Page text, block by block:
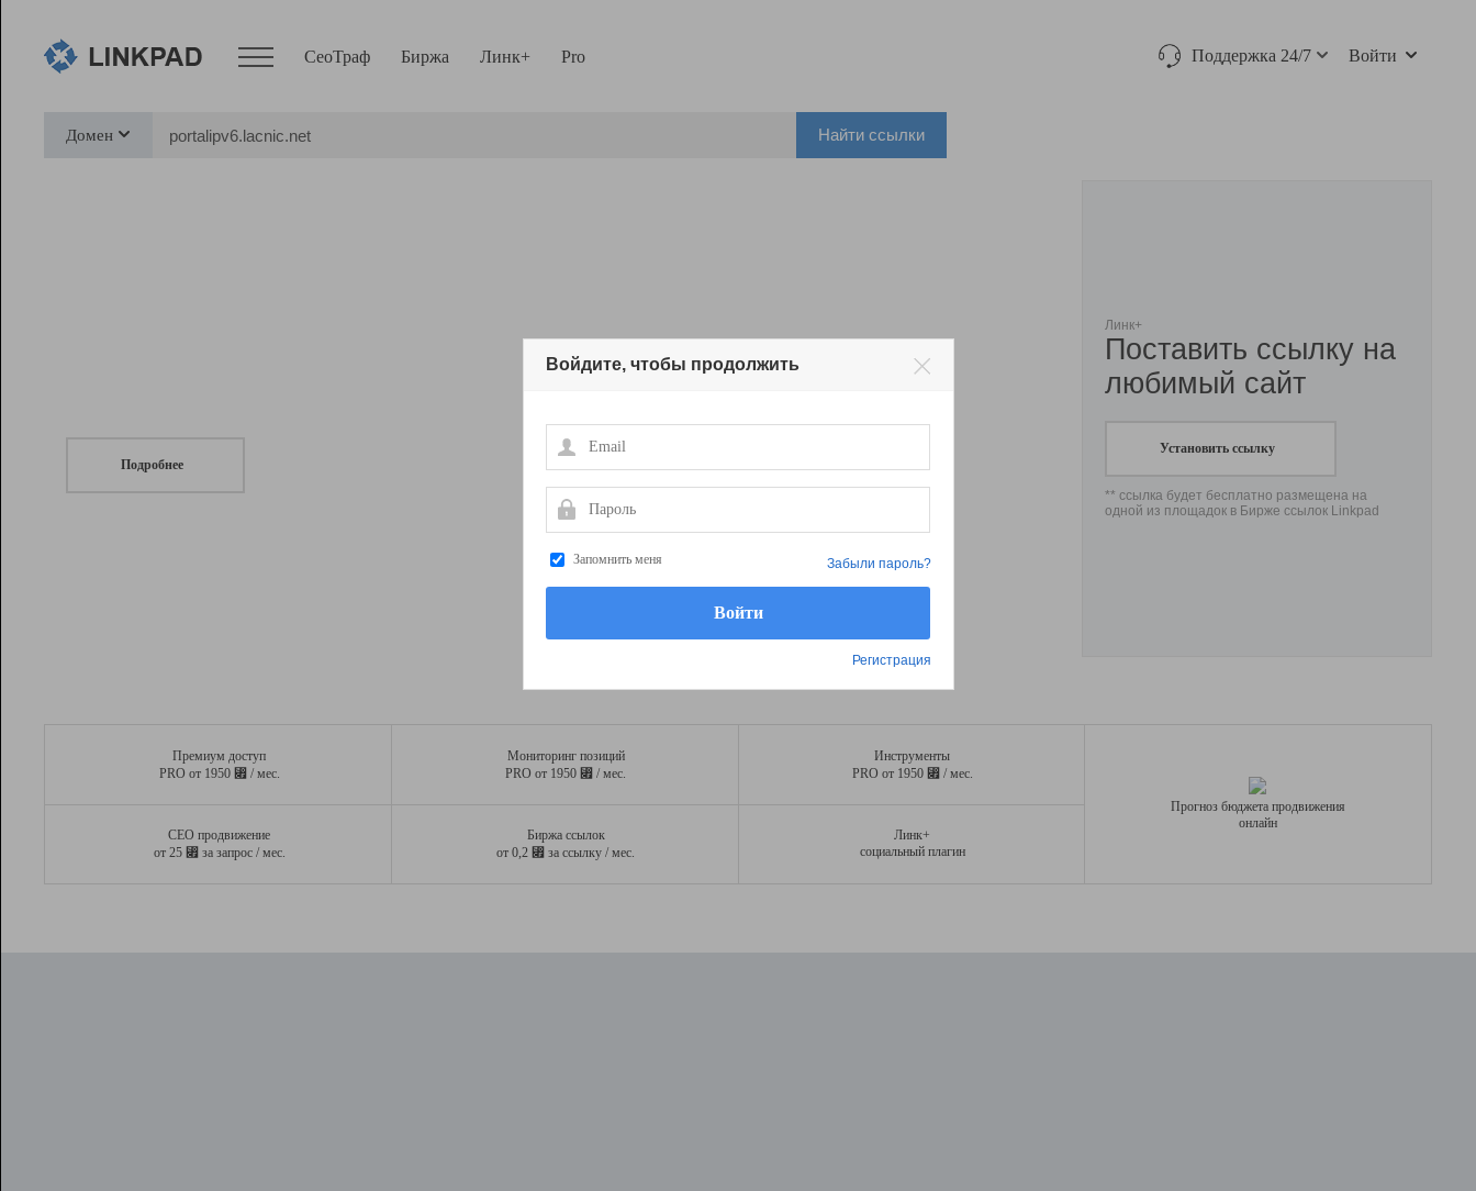
СеоТраф Биржа Линк+ Pro Поддержка 24/7 Войти
Домен Найти ссылки
Подробнее
Линк+
Поставить ссылку на
любимый сайт
Установить ссылку
** ссылка будет бесплатно размещена на
одной из площадок в Бирже ссылок Linkpad
Премиум доступ
PRO от 1950 ⃏ / мес.
Мониторинг позиций
PRO от 1950 ⃏ / мес.
Инструменты
PRO от 1950 ⃏ / мес.
СЕО продвижение
от 25 ⃏ за запрос / мес.
Биржа ссылок
от 0,2 ⃏ за ссылку / мес.
Линк+
социальный плагин
Прогноз бюджета продвижения
онлайн
Войдите, чтобы продолжить
Email
Пароль
Запомнить меня
Регистрация
Забыли пароль?